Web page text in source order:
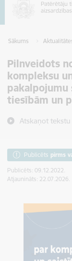
Sākums
Pilnveidots
kompleksu
pakalpojumu
tiesībām un
Atskaņot tekstu
Publicēts pirms
Publicēts: 09.12.2022.
Atjaunināts: 22.07.2026.